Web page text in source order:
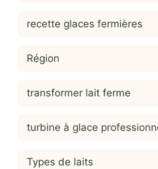
recette glaces fermières
Région
transformer lait ferme
turbine à glace
Types de laits